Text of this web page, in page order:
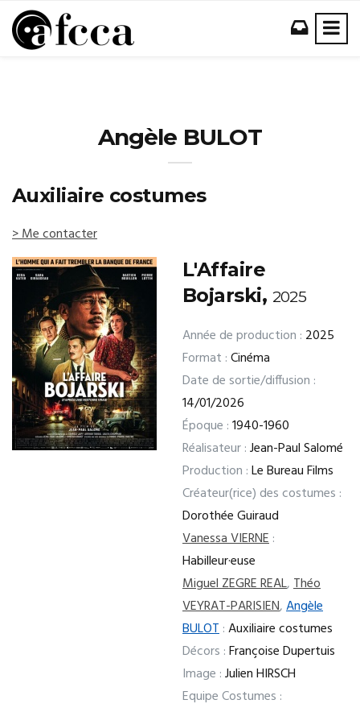
Angèle BULOT
Auxiliaire costumes
> Me contacter
L'Affaire
Bojarski, 2025
Année de production : 2025
Format :Cinéma
Date de sortie/diffusion :
14/01/2026
Époque :1940-1960
Réalisateur :Jean-Paul Salomé
Production :Le Bureau Films
Créateur(rice) des costumes :
Dorothée Guiraud
Vanessa VIERNE:
Habilleur·euse
Miguel ZEGRE REAL,Théo
VEYRAT-PARISIEN,Angèle
BULOT:Auxiliaire costumes
Décors :Françoise Dupertuis
Image :Julien HIRSCH
Equipe Costumes :